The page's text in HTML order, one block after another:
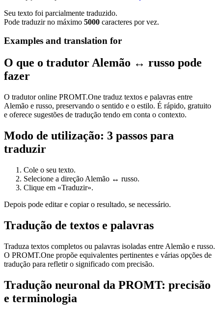
Seu texto foi parcialmente traduzido.
Pode traduzir no máximo 5000 caracteres por vez.
Examples and translation for
O que o tradutor Alemão ↔ russo pode
fazer
O tradutor online PROMT.One traduz textos e palavras entre
Alemão e russo, preservando o sentido e o estilo. É rápido, gratuito
e oferece sugestões de tradução tendo em conta o contexto.
Modo de utilização: 3 passos para
traduzir
Cole o seu texto.
Selecione a direção Alemão ↔ russo.
Clique em «Traduzir».
Depois pode editar e copiar o resultado, se necessário.
Tradução de textos e palavras
Traduza textos completos ou palavras isoladas entre Alemão e russo.
O PROMT.One propõe equivalentes pertinentes e várias opções de
tradução para refletir o significado com precisão.
Tradução neuronal da PROMT: precisão
e terminologia